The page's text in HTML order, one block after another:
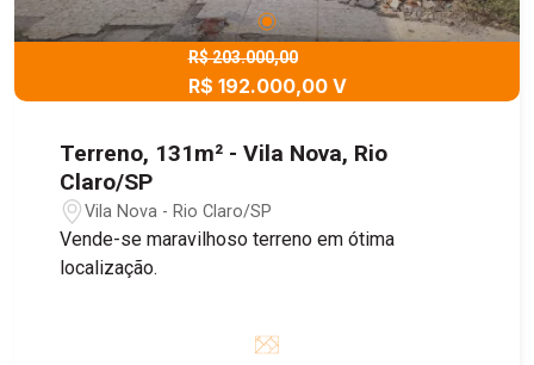
R$ 203.000,00
R$ 192.000,00 V
Terreno, 131m² - Vila Nova, Rio
Claro/SP
Vila Nova - Rio Claro/SP
Vende-se maravilhoso terreno em ótima
localização.